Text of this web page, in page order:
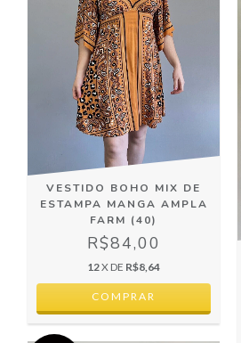
VESTIDO BOHO MIX DE
ESTAMPA MANGA AMPLA
FARM (40)
R$84,00
12X DE R$8,64